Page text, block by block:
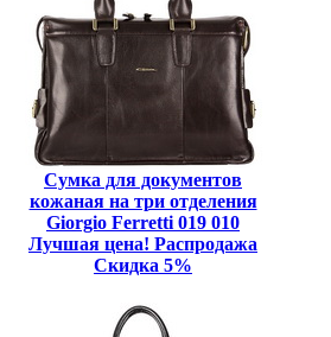
Сумка для документов
кожаная на три отделения
Giorgio Ferretti 019 010
Лучшая цена! Распродажа
Скидка 5%